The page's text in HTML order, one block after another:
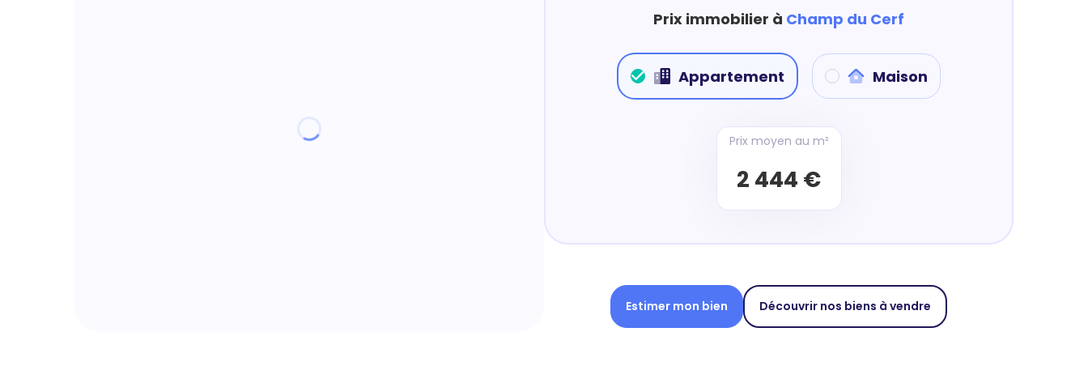
Prix immobilier à Champ du Cerf
Appartement Maison
Prix moyen au m²
2 444 €
Estimer mon bien Découvrir nos biens à vendre